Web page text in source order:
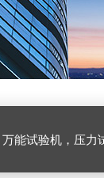
万能试验机，压力试验机，沥青延伸度测定仪，沥